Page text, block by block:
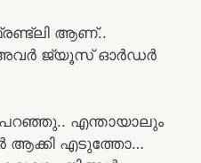
ആണ്..
അവർ ജ്യൂസ് ഓർഡർ
എന്തായാലും
എടുത്തോ…